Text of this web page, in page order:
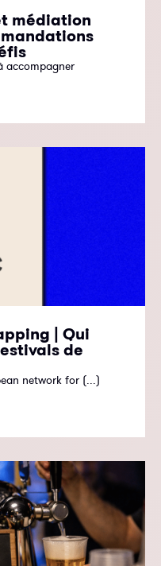
médiation
accompagner
| Qui
de
network for (...)